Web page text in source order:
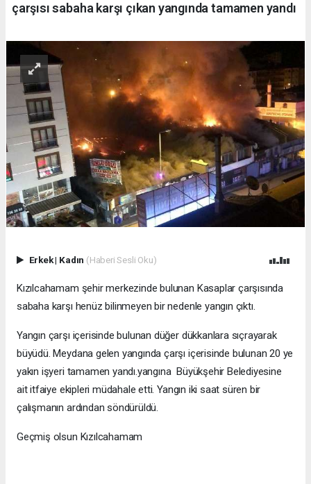
çarşısı sabaha karşı çıkan yangında tamamen yandı
Erkek| Kadın (Haberi Sesli Oku)
Kızılcahamam şehir merkezinde bulunan Kasaplar çarşısında
sabaha karşı henüz bilinmeyen bir nedenle yangın çıktı.
Yangın çarşı içerisinde bulunan düğer dükkanlara sıçrayarak
büyüdü. Meydana gelen yangında çarşı içerisinde bulunan 20 ye
yakın işyeri tamamen yandı.yangına Büyükşehir Belediyesine
ait itfaiye ekipleri müdahale etti. Yangın iki saat süren bir
çalışmanın ardından söndürüldü.
Geçmiş olsun Kızılcahamam